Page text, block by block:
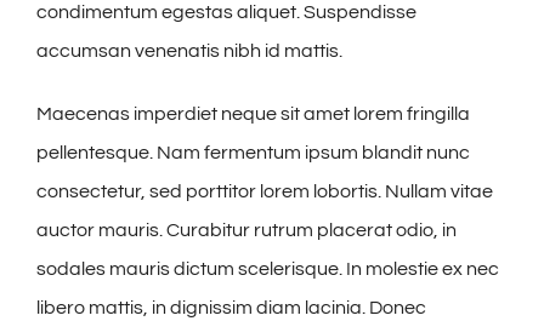
condimentum egestas aliquet. Suspendisse
accumsan venenatis nibh id mattis.
Maecenas imperdiet neque sit amet lorem fringilla
pellentesque. Nam fermentum ipsum blandit nunc
consectetur, sed porttitor lorem lobortis. Nullam vitae
auctor mauris. Curabitur rutrum placerat odio, in
sodales mauris dictum scelerisque. In molestie ex nec
libero mattis, in dignissim diam lacinia. Donec